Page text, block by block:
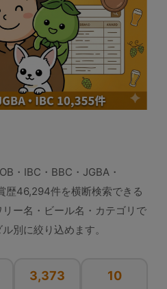
・IBC・BBC・JGBA・
歴46,294件を横断検索できる
ー名・ビール名・カテゴリで
別に絞り込めます。
3,373 10